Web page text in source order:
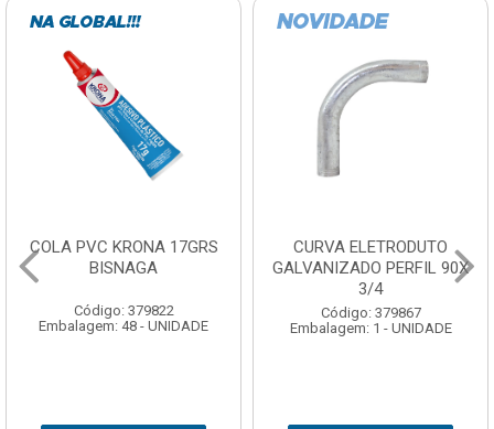
COLA PVC KRONA 17GRS
BISNAGA
Código: 379822
Embalagem: 48 - UNIDADE
CURVA ELETRODUTO
GALVANIZADO PERFIL 90X
3/4
Código: 379867
Embalagem: 1 - UNIDADE